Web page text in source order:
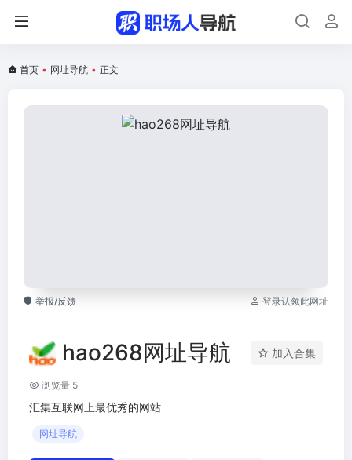
首页 • 网址导航 • 正文
举报/反馈 登录认领此网址
hao268网址导航 加入合集
浏览量 5
汇集互联网上最优秀的网站
网址导航